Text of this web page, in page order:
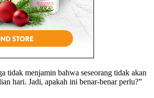
tidak menjamin bahwa seseorang tidak akan
hari. Jadi, apakah ini benar-benar perlu?”